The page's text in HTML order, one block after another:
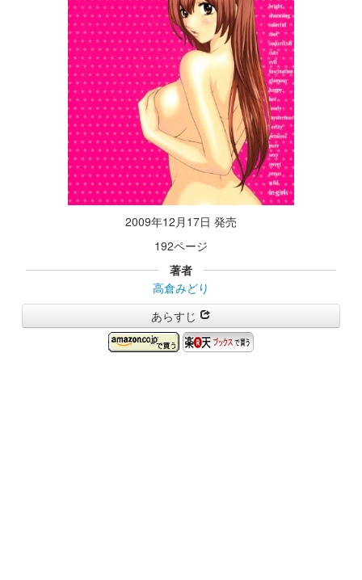
2009年12月17日 発売
192ページ
著者
高倉みどり
あらすじ